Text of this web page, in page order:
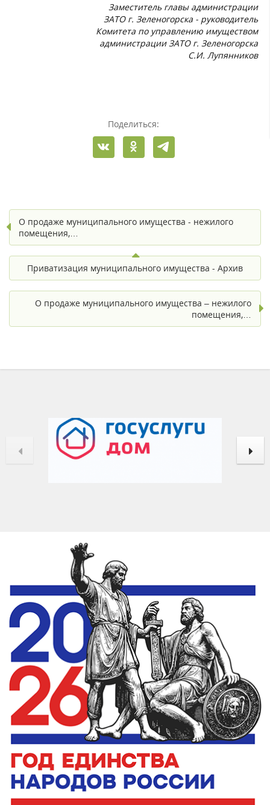
Заместитель главы администрации
ЗАТО г. Зеленогорска - руководитель
Комитета по управлению имуществом
администрации ЗАТО г. Зеленогорска
С.И. Лупянников
Поделиться:
О продаже муниципального имущества - нежилого
помещения,…
Приватизация муниципального имущества - Архив
О продаже муниципального имущества – нежилого
помещения,…